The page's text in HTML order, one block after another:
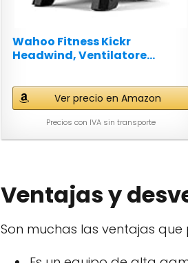
Wahoo Fitness Kickr
Headwind, Ventilatore...
Ver precio en Amazon
Precios con IVA sin transporte
Ventajas y
Son muchas las ventajas